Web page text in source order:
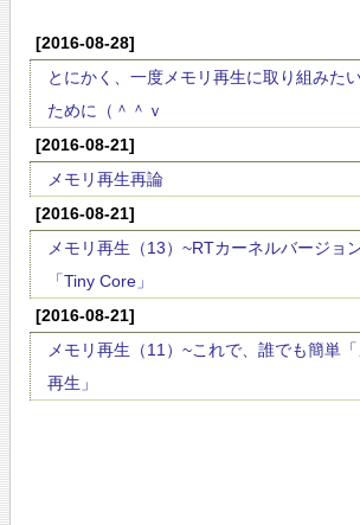
[2016-08-28]
とにかく、一度メモリ再生に取り組みた
ために（＾＾ｖ
[2016-08-21]
メモリ再生再論
[2016-08-21]
メモリ再生（13）~RTカーネルバージョ
「Tiny Core」
[2016-08-21]
メモリ再生（11）~これで、誰でも簡単「
再生」